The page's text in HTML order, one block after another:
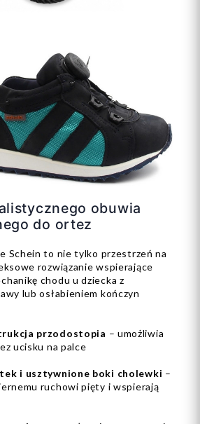
obuwia
do ortez
Schein to nie tylko przestrzeń na
rozwiązanie wspierające
chodu u dziecka z
lub osłabieniem kończyn
przodostopia – umożliwia
ucisku na palce
i usztywnione boki cholewki –
ruchowi pięty i wspierają